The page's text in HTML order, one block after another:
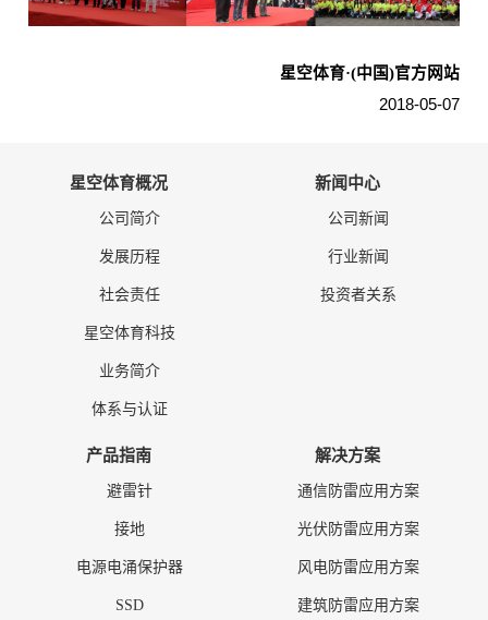
星空体育·(中国)官方网站
2018-05-07
星空体育概况
公司简介
发展历程
社会责任
星空体育科技
业务简介
体系与认证
新闻中心
公司新闻
行业新闻
投资者关系
产品指南
避雷针
接地
电源电涌保护器
SSD
解决方案
通信防雷应用方案
光伏防雷应用方案
风电防雷应用方案
建筑防雷应用方案